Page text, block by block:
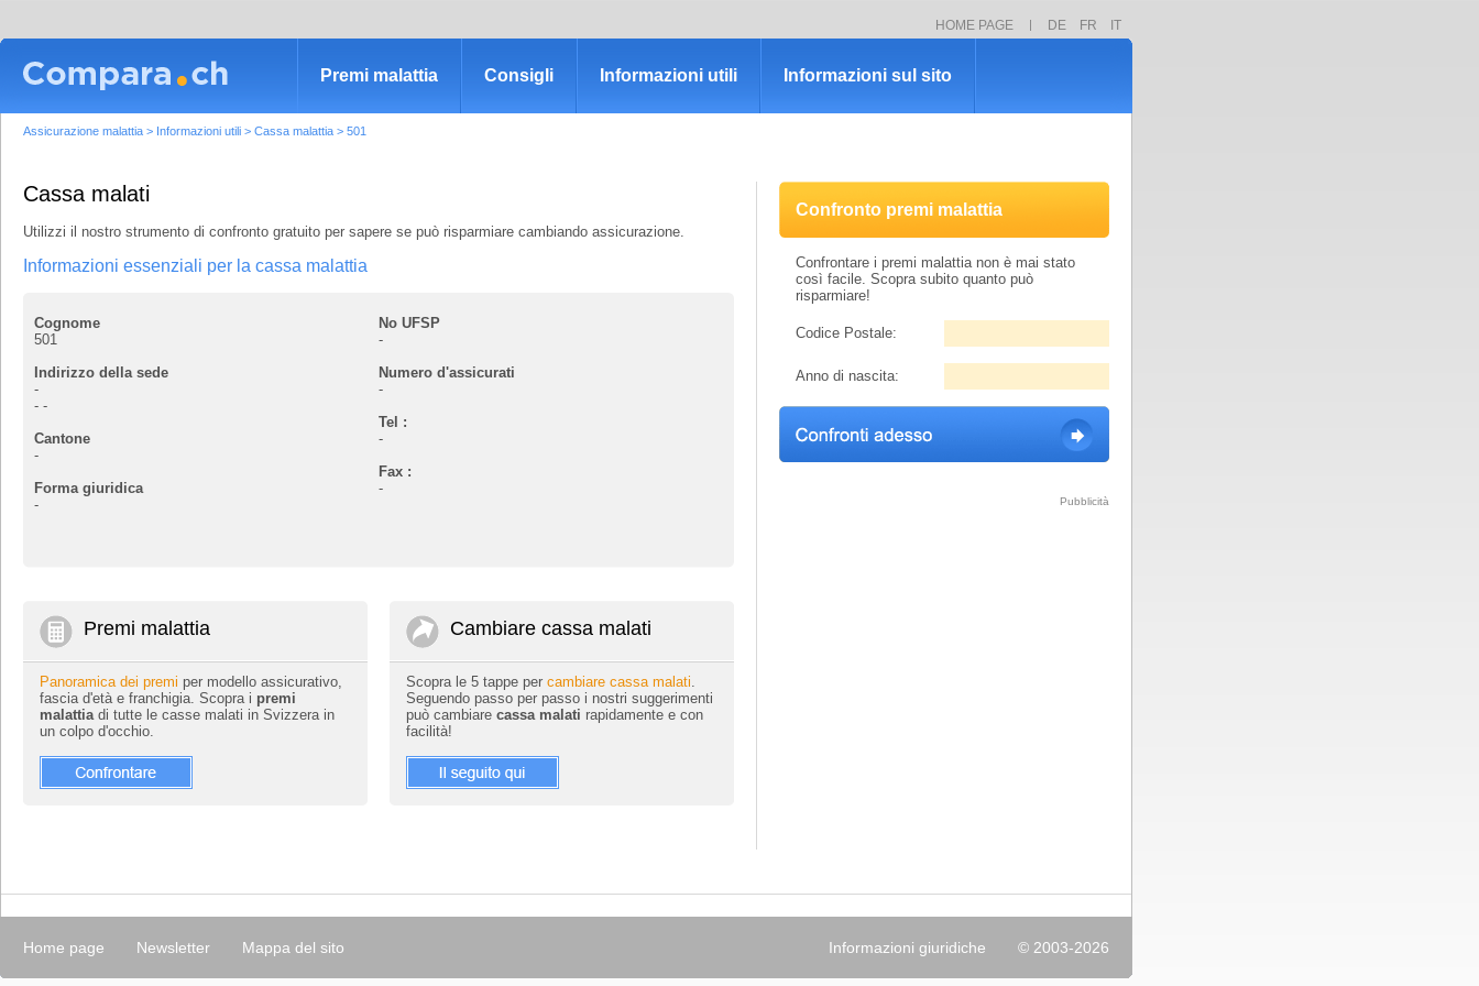
HOME PAGE DE FR IT
Premi malattia Consigli Informazioni utili Informazioni sul sito
Assicurazione malattia > Informazioni utili > Cassa malattia > 501
Cassa malati
Utilizzi il nostro strumento di confronto gratuito per sapere se può risparmiare cambiando assicurazione.
Informazioni essenziali per la cassa malattia
Cognome
501
Indirizzo della sede
-
- -
Cantone
-
Forma giuridica
-
No UFSP
-
Numero d'assicurati
-
Tel :
-
Fax :
-
Premi malattia
Panoramica dei premi per modello assicurativo,
fascia d'età e franchigia. Scopra i premi
malattiadi tutte le casse malati in Svizzera in
un colpo d'occhio.
Cambiare cassa malati
Scopra le 5 tappe per cambiare cassa malati.
Seguendo passo per passo i nostri suggerimenti
può cambiare cassa malati rapidamente e con
facilità!
Confronto premi malattia
Confrontare i premi malattia non è mai stato
così facile. Scopra subito quanto può
risparmiare!
Codice Postale:
Anno di nascita:
Pubblicità
Home page Newsletter Mappa del sito Informazioni giuridiche © 2003-2026